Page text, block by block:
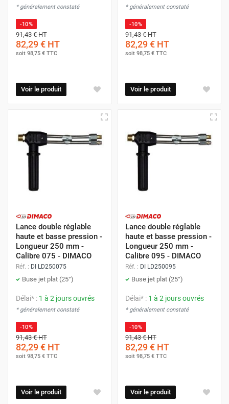
* généralement constaté
-10%
91,43 €HT
82,29 € HT
soit 98,75 € TTC
Voir le produit
* généralement constaté
-10%
91,43 €HT
82,29 € HT
soit 98,75 € TTC
Voir le produit
Lance double réglable
haute et basse pression -
Longueur 250 mm -
Calibre 075 - DIMACO
Réf. : DI LD250075
Buse jet plat (25°)
Délai* : 1 à 2 jours ouvrés
* généralement constaté
-10%
91,43 €HT
82,29 € HT
soit 98,75 € TTC
Voir le produit
Lance double réglable
haute et basse pression -
Longueur 250 mm -
Calibre 095 - DIMACO
Réf. : DI LD250095
Buse jet plat (25°)
Délai* : 1 à 2 jours ouvrés
* généralement constaté
-10%
91,43 €HT
82,29 € HT
soit 98,75 € TTC
Voir le produit